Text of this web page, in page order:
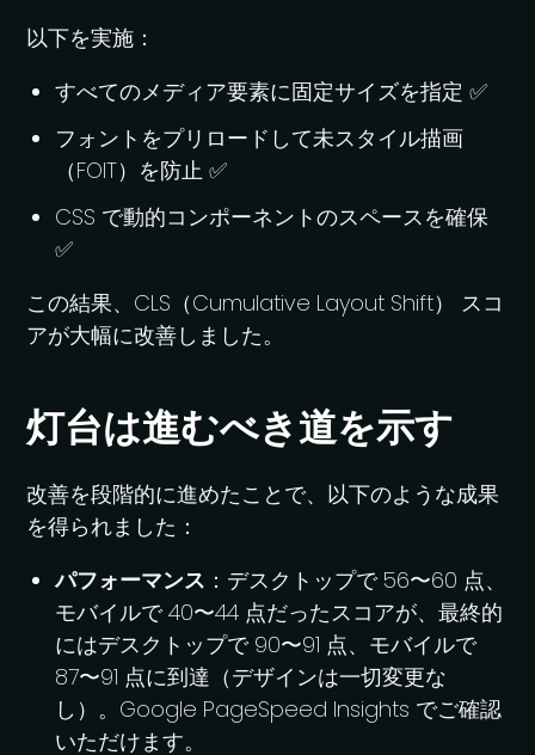
以下を実施：
すべてのメディア要素に固定サイズを指定 ✅
フォントをプリロードして未スタイル描画
（FOIT）を防止 ✅
CSS で動的コンポーネントのスペースを確保
✅
この結果、CLS（Cumulative Layout Shift） スコ
アが大幅に改善しました。
灯台は進むべき道を示す
改善を段階的に進めたことで、以下のような成果
を得られました：
パフォーマンス ：デスクトップで 56〜60 点、
モバイルで 40〜44 点だったスコアが、最終的
にはデスクトップで 90〜91 点、モバイルで
87〜91 点に到達（デザインは一切変更な
し）。Google PageSpeed Insights でご確認
いただけます。